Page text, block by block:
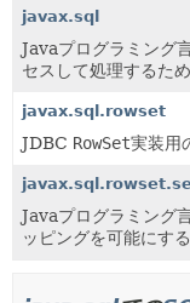
javax.sql
Javaプログラミング
セスして処理するた
javax.sql.rowset
JDBC RowSet実装用
Javaプログラミング
ッピングを可能にす